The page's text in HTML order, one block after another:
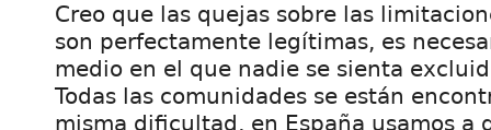
Creo que las quejas sobre las
son perfectamente legítimas, es
medio en el que nadie se sienta
Todas las comunidades se están
misma dificultad, en España usamos a